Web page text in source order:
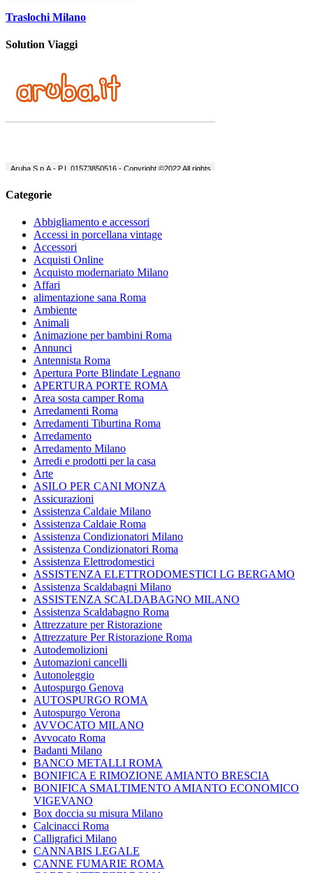
Traslochi Milano
Solution Viaggi
Categorie
Abbigliamento e accessori
Accessi in porcellana vintage
Accessori
Acquisti Online
Acquisto modernariato Milano
Affari
alimentazione sana Roma
Ambiente
Animali
Animazione per bambini Roma
Annunci
Antennista Roma
Apertura Porte Blindate Legnano
APERTURA PORTE ROMA
Area sosta camper Roma
Arredamenti Roma
Arredamenti Tiburtina Roma
Arredamento
Arredamento Milano
Arredi e prodotti per la casa
Arte
ASILO PER CANI MONZA
Assicurazioni
Assistenza Caldaie Milano
Assistenza Caldaie Roma
Assistenza Condizionatori Milano
Assistenza Condizionatori Roma
Assistenza Elettrodomestici
ASSISTENZA ELETTRODOMESTICI LG BERGAMO
Assistenza Scaldabagni Milano
ASSISTENZA SCALDABAGNO MILANO
Assistenza Scaldabagno Roma
Attrezzature per Ristorazione
Attrezzature Per Ristorazione Roma
Autodemolizioni
Automazioni cancelli
Autonoleggio
Autospurgo Genova
AUTOSPURGO ROMA
Autospurgo Verona
AVVOCATO MILANO
Avvocato Roma
Badanti Milano
BANCO METALLI ROMA
BONIFICA E RIMOZIONE AMIANTO BRESCIA
BONIFICA SMALTIMENTO AMIANTO ECONOMICO
VIGEVANO
Box doccia su misura Milano
Calcinacci Roma
Calligrafici Milano
CANNABIS LEGALE
CANNE FUMARIE ROMA